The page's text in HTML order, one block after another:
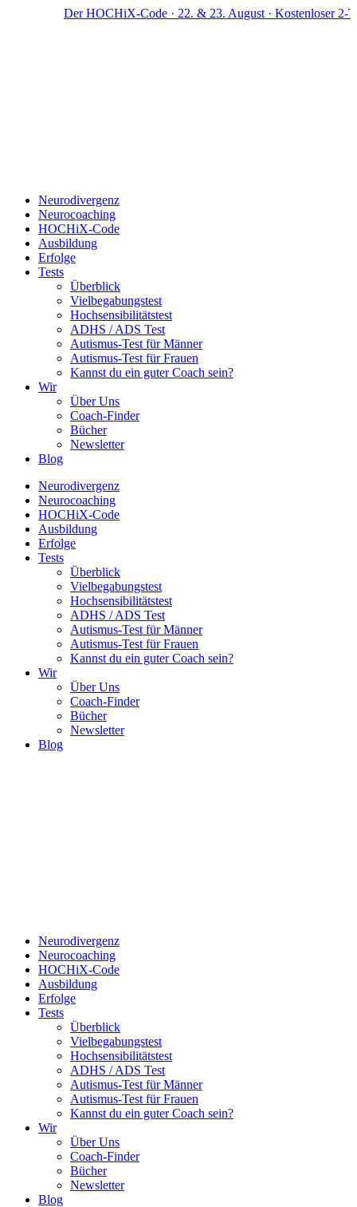
Der HOCHiX-Code · 22. & 23. August · Kostenloser 2-
Neurodivergenz
Neurocoaching
HOCHiX-Code
Ausbildung
Erfolge
Tests
Überblick
Vielbegabungstest
Hochsensibilitätstest
ADHS / ADS Test
Autismus-Test für Männer
Autismus-Test für Frauen
Kannst du ein guter Coach sein?
Wir
Über Uns
Coach-Finder
Bücher
Newsletter
Blog
Neurodivergenz
Neurocoaching
HOCHiX-Code
Ausbildung
Erfolge
Tests
Überblick
Vielbegabungstest
Hochsensibilitätstest
ADHS / ADS Test
Autismus-Test für Männer
Autismus-Test für Frauen
Kannst du ein guter Coach sein?
Wir
Über Uns
Coach-Finder
Bücher
Newsletter
Blog
Neurodivergenz
Neurocoaching
HOCHiX-Code
Ausbildung
Erfolge
Tests
Überblick
Vielbegabungstest
Hochsensibilitätstest
ADHS / ADS Test
Autismus-Test für Männer
Autismus-Test für Frauen
Kannst du ein guter Coach sein?
Wir
Über Uns
Coach-Finder
Bücher
Newsletter
Blog